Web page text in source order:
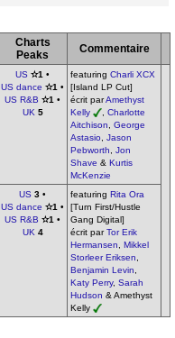
Charts
Peaks
Commentaire
US ✫1 •
US dance ✫1 •
US R&B ✫1 •
UK 5
featuring Charli XCX
[Island LP Cut]
écrit parAmethyst
Kelly
Charlotte
Aitchison
George
Astasio
Jason
Pebworth
Jon
Shave & Kurtis
McKenzie
US 3 •
US dance ✫1 •
US R&B ✫1 •
UK 4
featuring Rita Ora
[Turn First/Hustle
Gang Digital]
écrit parTor Erik
Hermansen
Mikkel
Storleer Eriksen
Benjamin Levin
Katy Perry, Sarah
Hudson & Amethyst
Kelly